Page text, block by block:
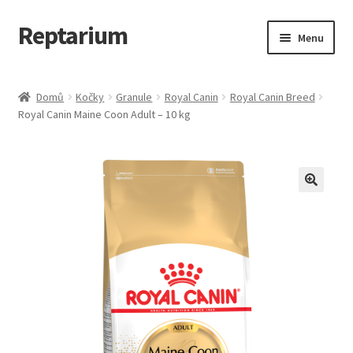
Přeskočit
na
Přejít
k
webu
Reptarium Menu
Košík
Malá zvířata — Klece, krmivo, vybavení
Domů Kočky Granule Royal Canin
Royal Canin Breed
Royal Canin Maine Coon Adult – 10 kg